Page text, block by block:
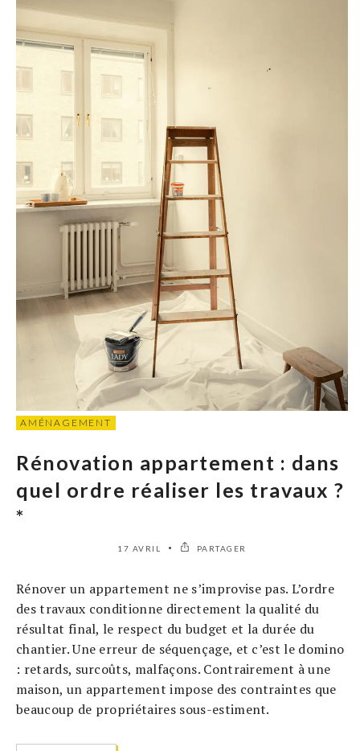
AMÉNAGEMENT
Rénovation appartement : dans
quel ordre réaliser les travaux ?
*
17 AVRIL PARTAGER
Rénover un appartement ne s’improvise pas. L’ordre
des travaux conditionne directement la qualité du
résultat final, le respect du budget et la durée du
chantier. Une erreur de séquençage, et c’est le domino
: retards, surcoûts, malfaçons. Contrairement à une
maison, un appartement impose des contraintes que
beaucoup de propriétaires sous-estiment.